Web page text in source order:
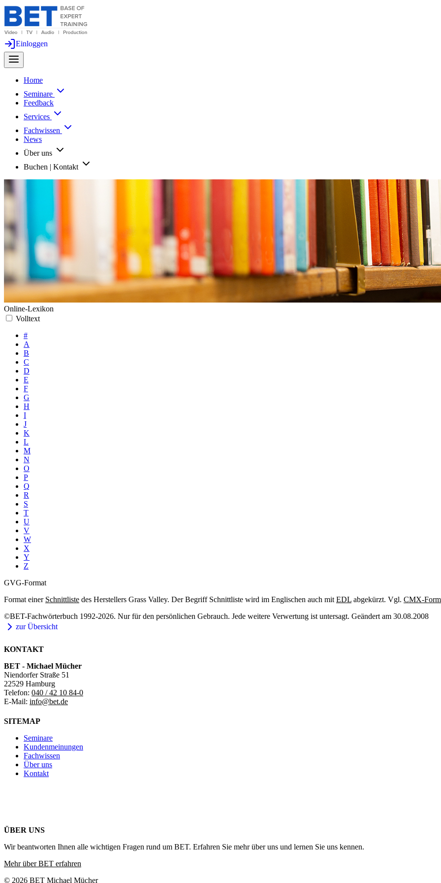
Einloggen
Home
Seminare
Feedback
Services
Fachwissen
News
Über uns
Buchen | Kontakt
Online-Lexikon
Volltext
#
A
B
C
D
E
F
G
H
I
J
K
L
M
N
O
P
Q
R
S
T
U
V
W
X
Y
Z
GVG-Format
Format einer Schnittliste des Herstellers Grass Valley. Der Begriff Schnittliste wird im Englischen auch mit EDL abgekürzt. Vgl. CMX-
©BET-Fachwörterbuch 1992-2026. Nur für den persönlichen Gebrauch. Jede weitere Verwertung ist untersagt. Geändert am 30.08.2008
zur Übersicht
KONTAKT
BET - Michael Mücher
Niendorfer Straße 51
22529 Hamburg
Telefon: 040 / 42 10 84-0
E-Mail: info@bet.de
SITEMAP
Seminare
Kundenmeinungen
Fachwissen
Über uns
Kontakt
ÜBER UNS
Wir beantworten Ihnen alle wichtigen Fragen rund um BET. Erfahren Sie mehr über uns und lernen Sie uns kennen.
Mehr über BET erfahren
© 2026 BET Michael Mücher